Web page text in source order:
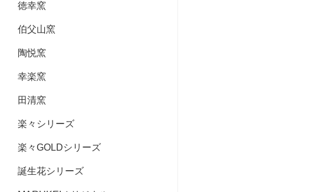
徳幸窯
伯父山窯
陶悦窯
幸楽窯
田清窯
楽々シリーズ
楽々GOLDシリーズ
誕生花シリーズ